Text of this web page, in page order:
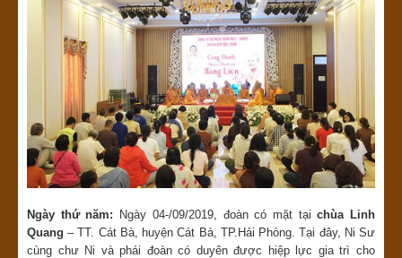
Ngày thứ năm: Ngày 04-/09/2019, đoàn có mặt tạichùa Linh
Quang–TT. Cát Bà, huyện Cát Bà, TP.Hải Phòng. Tại đây, Ni Sư
cùng chư Ni và phái đoàn có duyên được hiệp lực gia trì cho